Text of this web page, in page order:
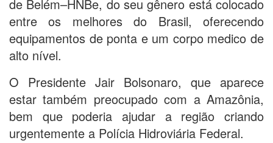
de Belém–HNBe, do seu gênero está colocado
entre os melhores do Brasil, oferecendo
equipamentos de ponta e um corpo medico de
alto nível.
O Presidente Jair Bolsonaro, que aparece
estar também preocupado com a Amazônia,
bem que poderia ajudar a região criando
urgentemente a Polícia Hidroviária Federal.